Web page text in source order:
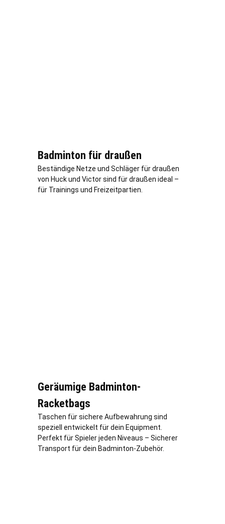
Badminton für draußen
Beständige Netze und Schläger für draußen
von Huck und Victor sind für draußen ideal –
für Trainings und Freizeitpartien.
Geräumige Badminton-
Racketbags
Taschen für sichere Aufbewahrung sind
speziell entwickelt für dein Equipment.
Perfekt für Spieler jeden Niveaus – Sicherer
Transport für dein Badminton-Zubehör.